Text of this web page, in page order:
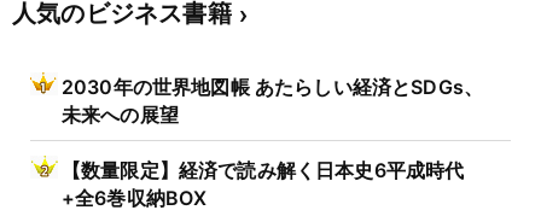
人気のビジネス書籍
2030年の世界地図帳 あたらしい経済とSDGs、
未来への展望
【数量限定】経済で読み解く日本史6平成時代
+全6巻収納BOX